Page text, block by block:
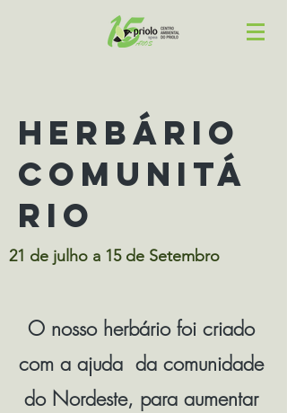
Herbário
comunitá
rio
21 de julho a 15 de Setembro
O nosso herbário foi criado
com a ajuda da comunidade
do Nordeste, para aumentar